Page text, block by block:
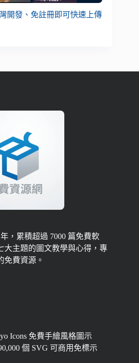
開發、免註冊即可快速上傳
，累積超過 7000 篇免費軟
大主題的圖文教學與心得，專
免費資源。
Icons 免費手繪風格圖示
個 SVG 可商用免標示